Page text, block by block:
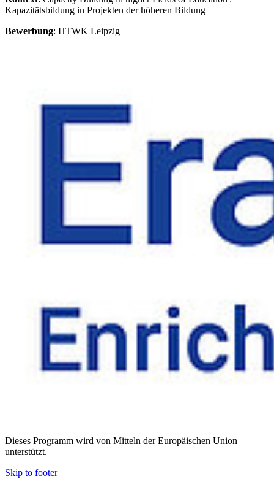
Kapazitätsbildung in Projekten der höheren Bildung
Bewerbung: HTWK Leipzig
Dieses Programm wird von Mitteln der Europäischen Union
unterstützt.
Skip to footer